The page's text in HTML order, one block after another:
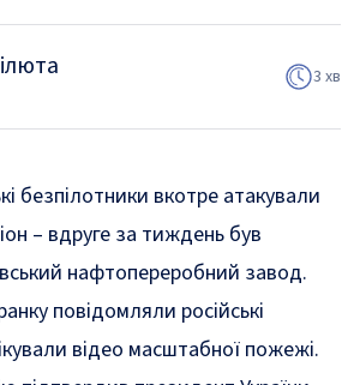
3 хв
безпілотники вкотре атакували
– вдруге за тиждень був
нафтопереробний завод.
повідомляли російські
відео масштабної пожежі.